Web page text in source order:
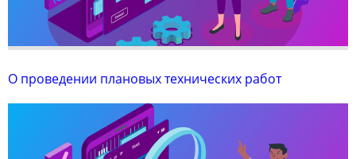
О проведении плановых технических работ